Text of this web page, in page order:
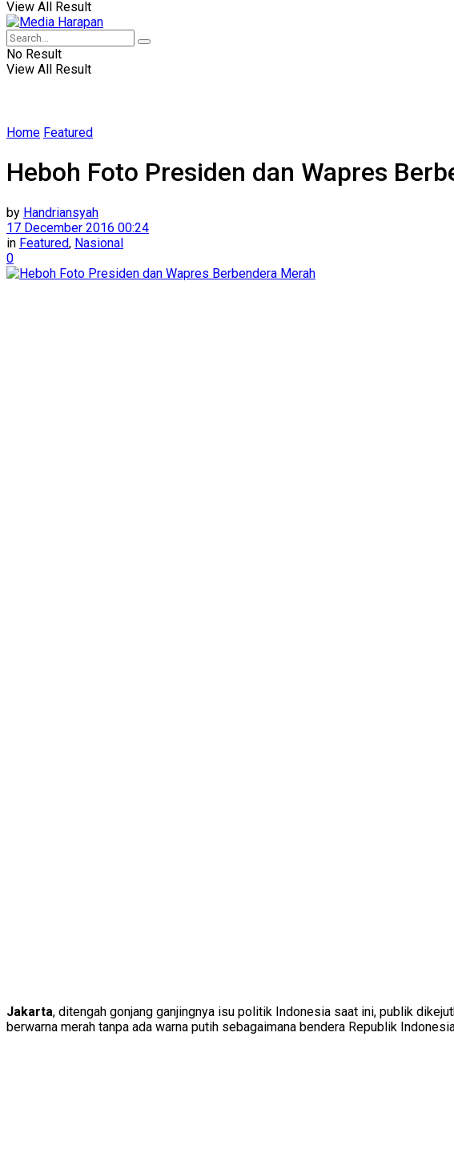
View All Result
No Result
View All Result
Home Featured
Heboh Foto Presiden dan Wapres
by Handriansyah
17 December 2016 00:24
in Featured, Nasional
0
Jakarta, ditengah gonjang ganjingnya isu politik Indonesia saat ini, publik
berwarna merah tanpa ada warna putih sebagaimana bendera Republik